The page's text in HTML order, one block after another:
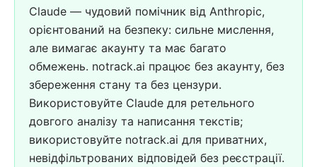
Claude — чудовий помічник від Anthropic,
орієнтований на безпеку: сильне мислення,
але вимагає акаунту та має багато
обмежень. notrack.ai працює без акаунту, без
збереження стану та без цензури.
Використовуйте Claude для ретельного
довгого аналізу та написання текстів;
використовуйте notrack.ai для приватних,
невідфільтрованих відповідей без реєстрації.